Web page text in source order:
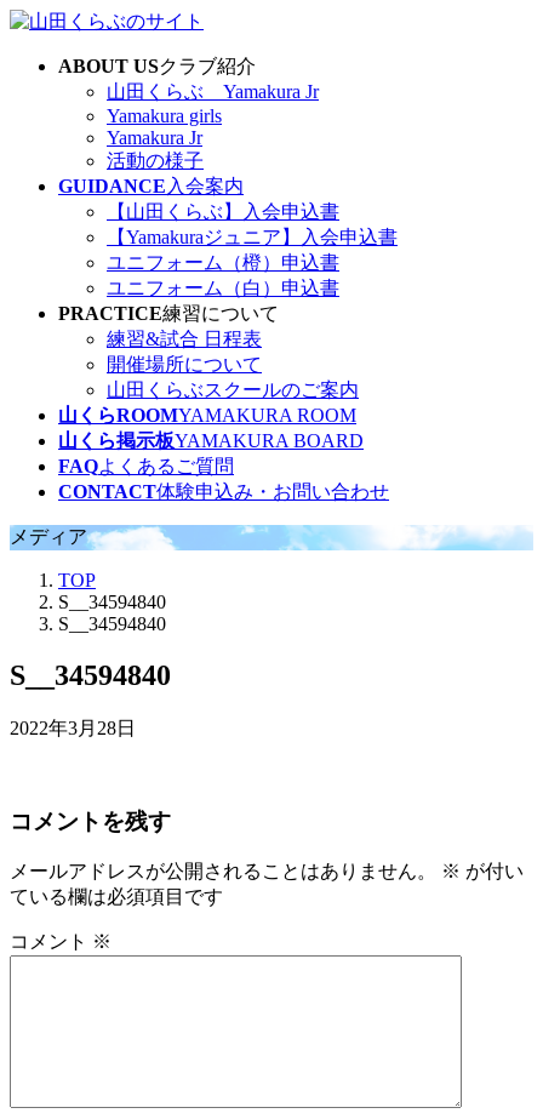
コ
ナ
ABOUT USクラブ紹介
山田くらぶ Yamakura Jr
Yamakura girls
Yamakura Jr
活動の様子
GUIDANCE 入会案内
【山田くらぶ】入会申込書
【Yamakuraジュニア】入会申込書
ユニフォーム（橙）申込書
ユニフォーム（白）申込書
PRACTICE練習について
練習&試合 日程表
開催場所について
山田くらぶスクールのご案内
山くらROOMYAMAKURA ROOM
山くら掲示板YAMAKURA BOARD
FAQよくあるご質問
CONTACT体験申込み・お問い合わせ
メディア
TOP
S__34594840
S__34594840
S__34594840
2022年3月28日
コメントを残す
メールアドレスが公開されることはありません。 ※ が付い
ている欄は必須項目です
コメント ※